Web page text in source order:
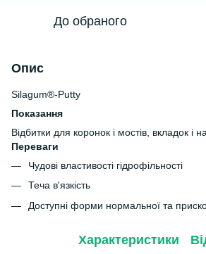
До обраного
Опис
Silagum®-Putty
Показання
Відбитки для коронок і мостів, вкладок і
Переваги
Чудові властивості гідрофільності
Теча в'язкість
Доступні форми нормальної та
Характеристики